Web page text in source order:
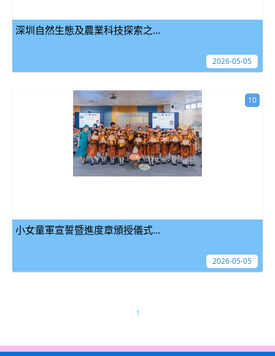
深圳自然生態及農業科技探索之...
2026-05-05
小女童軍宣誓暨進度章頒授儀式...
10
2026-05-05
1